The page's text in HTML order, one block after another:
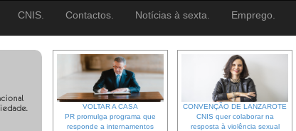
CNIS. Contactos. Notícias à sexta. Emprego.
VOLTAR A CASA
PR promulga programa que
responde a internamentos
CONVENÇÃO DE LANZAROTE
CNIS quer colaborar na
resposta à violência sexual